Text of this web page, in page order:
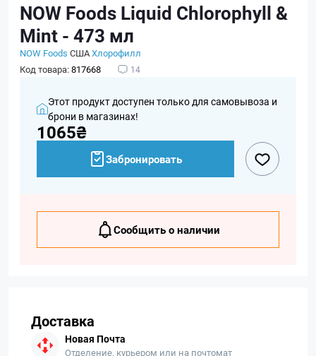
NOW Foods Liquid Chlorophyll &
Mint - 473 мл
NOW Foods СШАХлорофилл
Код товара:817668 14
Этот продукт доступен только для самовывоза и
брони в магазинах!
1065₴
Забронировать
Сообщить о наличии
Доставка
Новая Почта
Отделение, курьером или на почтомат